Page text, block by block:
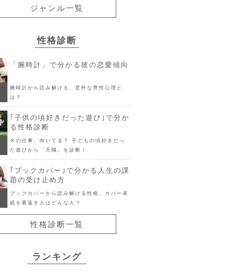
ジャンル一覧
性格診断
「腕時計」で分かる彼の恋愛傾向
腕時計から読み解ける、意外な男性心理と
は？
｢子供の頃好きだった遊び｣で分か
る性格診断
今の仕事、向いてる？ 子どもの頃好きだっ
た遊びから「天職」を診断！
｢ブックカバー｣で分かる人生の課
題の受け止め方
ブックカバーから読み解ける性格。カバー表
紙を裏返す人はどんな人？
性格診断一覧
ランキング